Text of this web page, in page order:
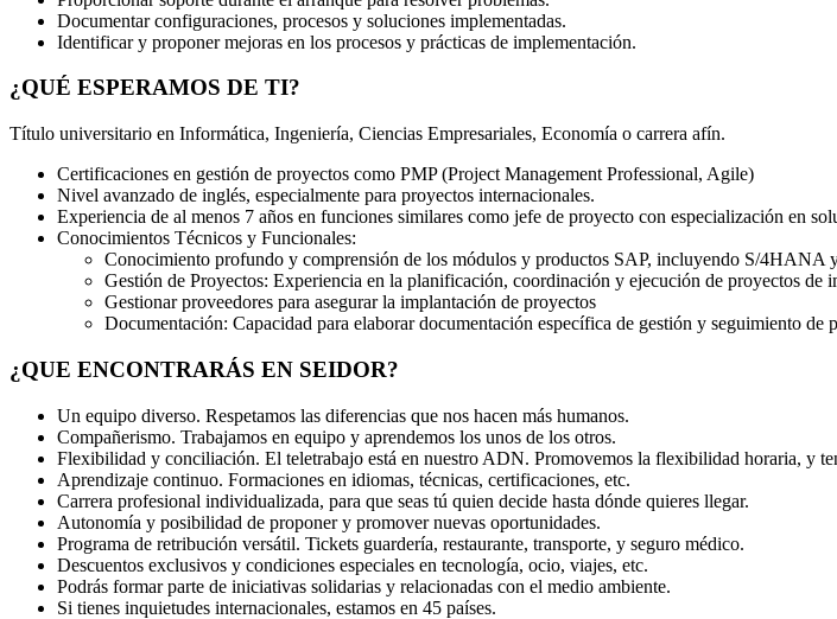
Documentar configuraciones, procesos y soluciones implementadas.
Identificar y proponer mejoras en los procesos y prácticas de implementación.
¿QUÉ ESPERAMOS DE TI?
Título universitario en Informática, Ingeniería, Ciencias Empresariales, Economía o carrera afín.
Certificaciones en gestión de proyectos como PMP (Project Management Professional, Agile)
Nivel avanzado de inglés, especialmente para proyectos internacionales.
Experiencia de al menos 7 años en funciones similares como jefe de proyecto con especialización en
Conocimientos Técnicos y Funcionales:
Conocimiento profundo y comprensión de los módulos y productos SAP, incluyendo S/
Gestión de Proyectos: Experiencia en la planificación, coordinación y ejecución de proyectos
Gestionar proveedores para asegurar la implantación de proyectos
Documentación: Capacidad para elaborar documentación específica de gestión y seguimiento de
¿QUE ENCONTRARÁS EN SEIDOR?
Un equipo diverso. Respetamos las diferencias que nos hacen más humanos.
Compañerismo. Trabajamos en equipo y aprendemos los unos de los otros.
Flexibilidad y conciliación. El teletrabajo está en nuestro ADN. Promovemos la flexibilidad horaria, y
Aprendizaje continuo. Formaciones en idiomas, técnicas, certificaciones, etc.
Carrera profesional individualizada, para que seas tú quien decide hasta dónde quieres llegar.
Autonomía y posibilidad de proponer y promover nuevas oportunidades.
Programa de retribución versátil. Tickets guardería, restaurante, transporte, y seguro médico.
Descuentos exclusivos y condiciones especiales en tecnología, ocio, viajes, etc.
Podrás formar parte de iniciativas solidarias y relacionadas con el medio ambiente.
Si tienes inquietudes internacionales, estamos en 45 países.